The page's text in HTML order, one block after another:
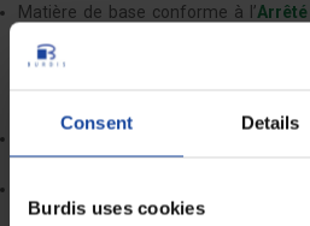
Consent Details
Burdis uses cookies
Matière de base conforme à l’
matériaux et objets en caoutchouc
avec des denrées alimentaires et aux
buccal tel que décrit en annexe III et IV
gras (facteur correcteur de 4).
ses amendementsconcernant